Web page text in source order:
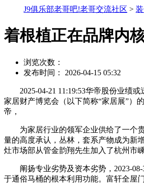
J9俱乐部老哥吧!老哥交流社区 >
着根植正在品牌内
浏览次数：
发布时间： 2026-04-15 05:32
2025-04-21 11:19:53华帝股份业绩或
家居财产博览会（以下简称“家居展”）
帝，
为家居行业的领军企业供给了一个贵
量的高度承认，丛林，套系产物成为新
灶市场部从管金韵翔先生加入了杭州市
阐扬专业劣势及资本劣势，2023-08-
于通俗马桶的根本利用功能。富轩全屋